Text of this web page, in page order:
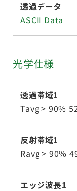
透過データ
ASCII Data
光学仕様
透過帯域1
Tavg > 90%
反射帯域1
Ravg > 90%
エッジ波長1